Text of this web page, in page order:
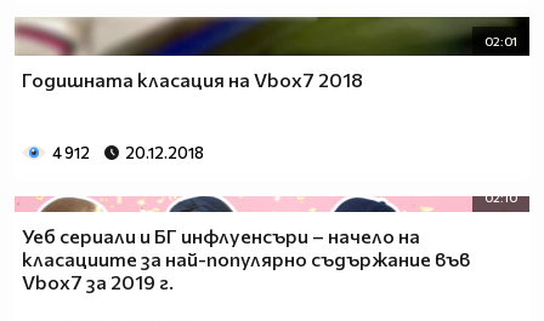
02:01
Годишната класация на Vbox7 2018
4 912 20.12.2018
02:10
Уеб сериали и БГ инфлуенсъри – начело на
класациите за най-популярно съдържание във
Vbox7 за 2019 г.